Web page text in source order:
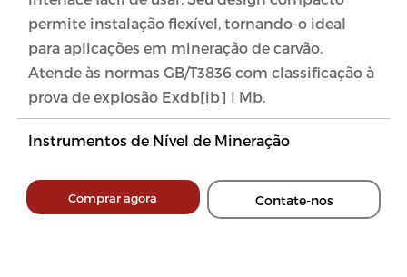
permite instalação flexível, tornando-o ideal
para aplicações em mineração de carvão.
Atende às normas GB/T3836 com classificação à
prova de explosão Exdb[ib] Ⅰ Mb.
Instrumentos de Nível de Mineração
Comprar agora Contate-nos